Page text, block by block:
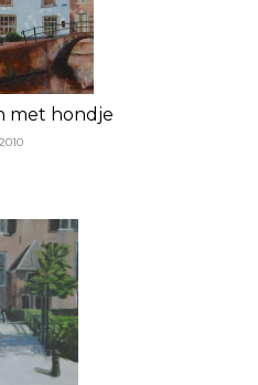
met hondje
2010